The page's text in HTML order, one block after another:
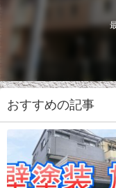
おすすめの記事